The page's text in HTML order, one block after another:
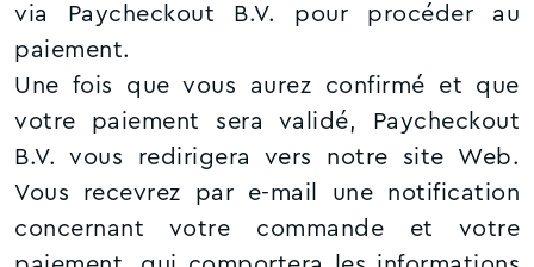
via Paycheckout B.V. pour procéder au
paiement.
Une fois que vous aurez confirmé et que
votre paiement sera validé, Paycheckout
B.V. vous redirigera vers notre site Web.
Vous recevrez par e-mail une notification
concernant votre commande et votre